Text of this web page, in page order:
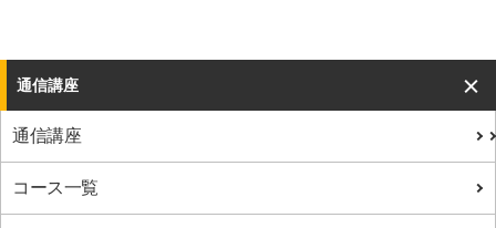
通信講座
通信講座
コース一覧